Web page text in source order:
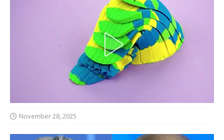
November 28, 2025